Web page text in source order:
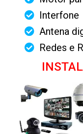
Interfone
Antena
Redes e